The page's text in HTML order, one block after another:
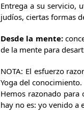
Entrega a su servicio,
judíos, ciertas formas
Desde la mente:
de la mente para
NOTA: El esfuerzo
Yoga del conocimiento.
Hemos razonado
hay no es: yo venido a